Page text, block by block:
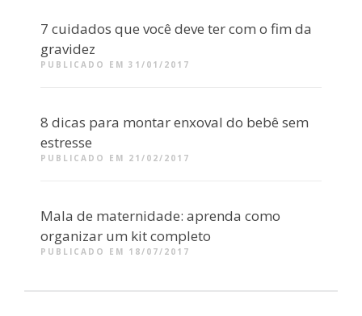
7 cuidados que você deve ter com o fim da
gravidez
PUBLICADO EM 31/01/2017
8 dicas para montar enxoval do bebê sem
estresse
PUBLICADO EM 21/02/2017
Mala de maternidade: aprenda como
organizar um kit completo
PUBLICADO EM 18/07/2017